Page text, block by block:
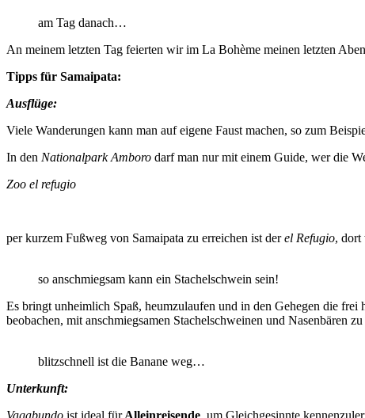
am Tag danach…
An meinem letzten Tag feierten wir im La Bohème meinen letzten
Tipps für Samaipata:
Ausflüge:
Viele Wanderungen kann man auf eigene Faust machen, so zum
In den Nationalpark Amboro darf man nur mit einem Guide, wer die
Zoo el refugio
per kurzem Fußweg von Samaipata zu erreichen ist derel Refugio, dort
so anschmiegsam kann ein Stachelschwein sein!
Es bringt unheimlich Spaß, heumzulaufen und in den Gehegen die
beobachen, mit anschmiegsamen Stachelschweinen und Nasenbären
blitzschnell ist die Banane weg…
Unterkunft: